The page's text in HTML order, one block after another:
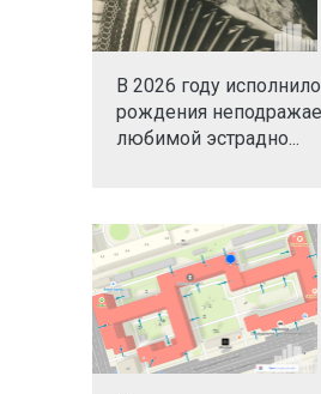
В 2026 году
рождения
любимой эстрадно...